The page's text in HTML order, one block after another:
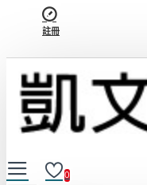
註冊
0